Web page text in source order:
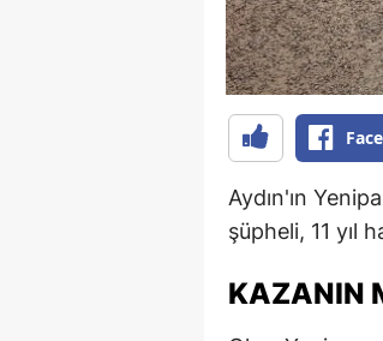
Aydın'ın
şüpheli, 11 yıl
KAZANIN